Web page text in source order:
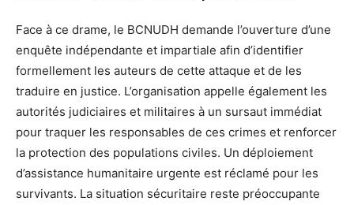
Face à ce drame, le BCNUDH demande l’ouverture d’une
enquête indépendante et impartiale afin d’identifier
formellement les auteurs de cette attaque et de les
traduire en justice. L’organisation appelle également les
autorités judiciaires et militaires à un sursaut immédiat
pour traquer les responsables de ces crimes et renforcer
la protection des populations civiles. Un déploiement
d’assistance humanitaire urgente est réclamé pour les
survivants. La situation sécuritaire reste préoccupante